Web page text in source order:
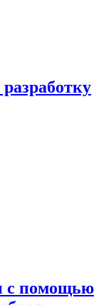
с помощью